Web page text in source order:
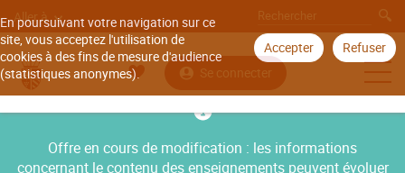
En poursuivant votre navigation sur ce
site, vous acceptez l'utilisation de
cookies à des fins de mesure d'audience
(statistiques anonymes).
Accepter Refuser
Aller à
Se connecter
Offre en cours de modification : les informations
concernant le contenu des enseignements peuvent évoluer